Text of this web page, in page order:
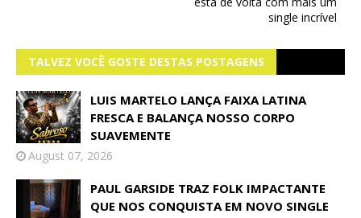
single incrível
TALVEZ VOCÊ GOSTE DESTAS POSTAGENS
LUIS MARTELO LANÇA FAIXA LATINA
FRESCA E BALANÇA NOSSO CORPO
SUAVEMENTE
August 07, 2026
PAUL GARSIDE TRAZ FOLK IMPACTANTE
QUE NOS CONQUISTA EM NOVO SINGLE